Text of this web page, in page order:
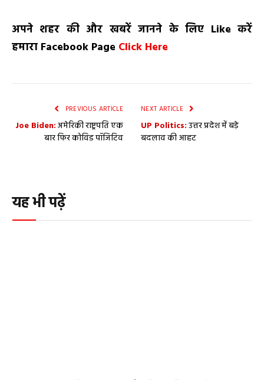
अपने शहर की और खबरें जानने के लिए Likeकरें
हमारा Facebook Page Click Here
PREVIOUS ARTICLE
Joe Biden:अमेरिकी राष्ट्रपति एक
बार फिर कोविड पॉजिटिव
NEXT ARTICLE
UP Politics:उत्तर प्रदेश में बड़े
बदलाव की आहट
यह भी पढ़ें